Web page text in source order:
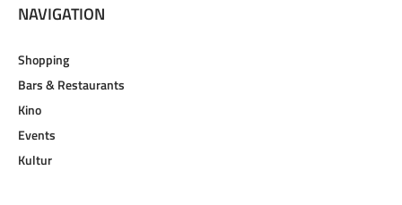
NAVIGATION
Shopping
Bars & Restaurants
Kino
Events
Kultur